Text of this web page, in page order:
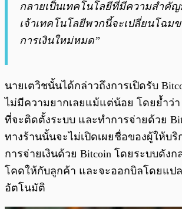
กลายเป็นเทคโนโลยีที่มีความสำคั
เจ้าเทคโนโลยีพวกนี้จะเปลี่ยนโฉม
การเงินใหม่หมด”
นายเตวิชนั้นได้กล่าวถึงการเปิดรับ
ไม่มีความยากเลยแม้แต่น้อย โดยย้ำว่
ที่จะติดตั้งระบบ และทำการจ่ายด้วย
ทางร้านนั้นจะไม่เปิดเผยชื่อของผู้ให้บ
การจ่ายเงินด้วย Bitcoin โดยระบบดังก
โคดให้กับลูกค้า และจะออกบิลโดยแปล
อัตโนมัติ